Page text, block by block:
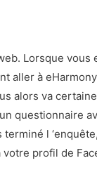
Lorsque
aller à
alors va
questionnaire
l
profil de